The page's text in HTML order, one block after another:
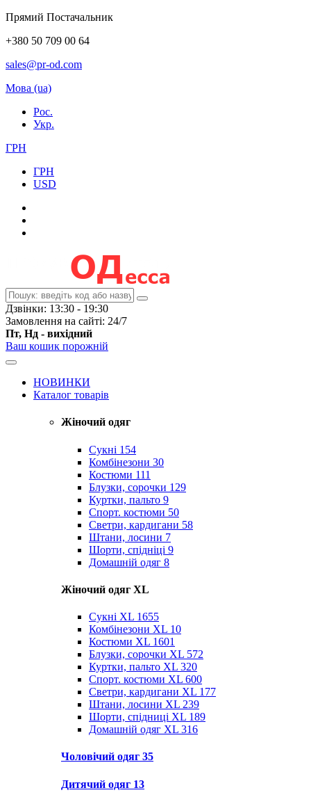
Прямий Постачальник
+380 50 709 00 64
sales@pr-od.com
Мова (ua)
Рос.
Укр.
ГРН
ГРН
USD
Дзвінки: 13:30 - 19:30
Замовлення на сайті: 24/7
Пт, Нд - вихідний
Ваш кошик порожній
НОВИНКИ
Каталог товарів
Жіночий одяг
Сукні 154
Комбінезони 30
Костюми 111
Блузки, сорочки 129
Куртки, пальто 9
Спорт. костюми 50
Светри, кардигани 58
Штани, лосини 7
Шорти, спідніці 9
Домашній одяг 8
Жіночий одяг XL
Cукні XL 1655
Комбінезони XL 10
Костюми XL 1601
Блузки, сорочки XL 572
Куртки, пальто XL 320
Спорт. костюми XL 600
Светри, кардигани XL 177
Штани, лосини XL 239
Шорти, спідниці XL 189
Домашній одяг XL 316
Чоловічий одяг 35
Дитячий одяг 13